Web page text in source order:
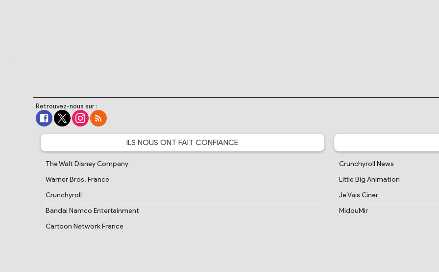
Retrouvez-nous sur :
ILS NOUS ONT FAIT CONFIANCE
The Walt Disney Company
Warner Bros. France
Crunchyroll
Bandai Namco Entertainment
Cartoon Network France
Crunchyroll News
Little Big Animation
Je Vais Ciner
MidouMir